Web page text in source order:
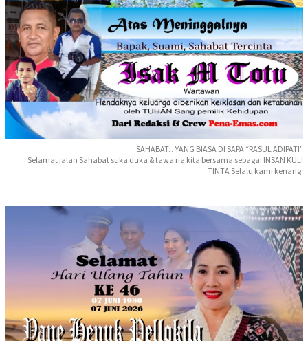
SAHABAT…YANG BIASA DI SAPA “RASUL ADIPATI”
Selamat jalan Sahabat suka duka & tawa ria kita bersama sebagai INSAN KULI
TINTA Selalu kami kenang.